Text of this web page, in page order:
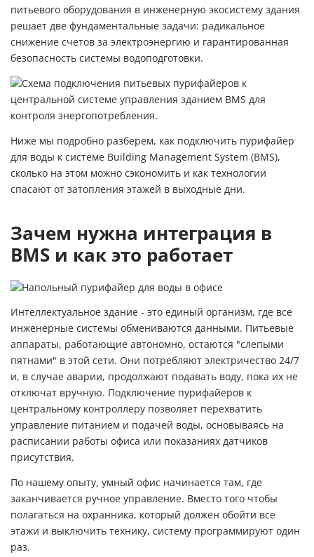
питьевого оборудования в инженерную экосистему здания
решает две фундаментальные задачи: радикальное
снижение счетов за электроэнергию и гарантированная
безопасность системы водоподготовки.
Ниже мы подробно разберем, как подключить пурифайер
для воды к системе Building Management System (BMS),
сколько на этом можно сэкономить и как технологии
спасают от затопления этажей в выходные дни.
Зачем нужна интеграция в
BMS и как это работает
Интеллектуальное здание - это единый организм, где все
инженерные системы обмениваются данными. Питьевые
аппараты, работающие автономно, остаются "слепыми
пятнами" в этой сети. Они потребляют электричество 24/7
и, в случае аварии, продолжают подавать воду, пока их не
отключат вручную. Подключение пурифайеров к
центральному контроллеру позволяет перехватить
управление питанием и подачей воды, основываясь на
расписании работы офиса или показаниях датчиков
присутствия.
По нашему опыту, умный офис начинается там, где
заканчивается ручное управление. Вместо того чтобы
полагаться на охранника, который должен обойти все
этажи и выключить технику, систему программируют один
раз.